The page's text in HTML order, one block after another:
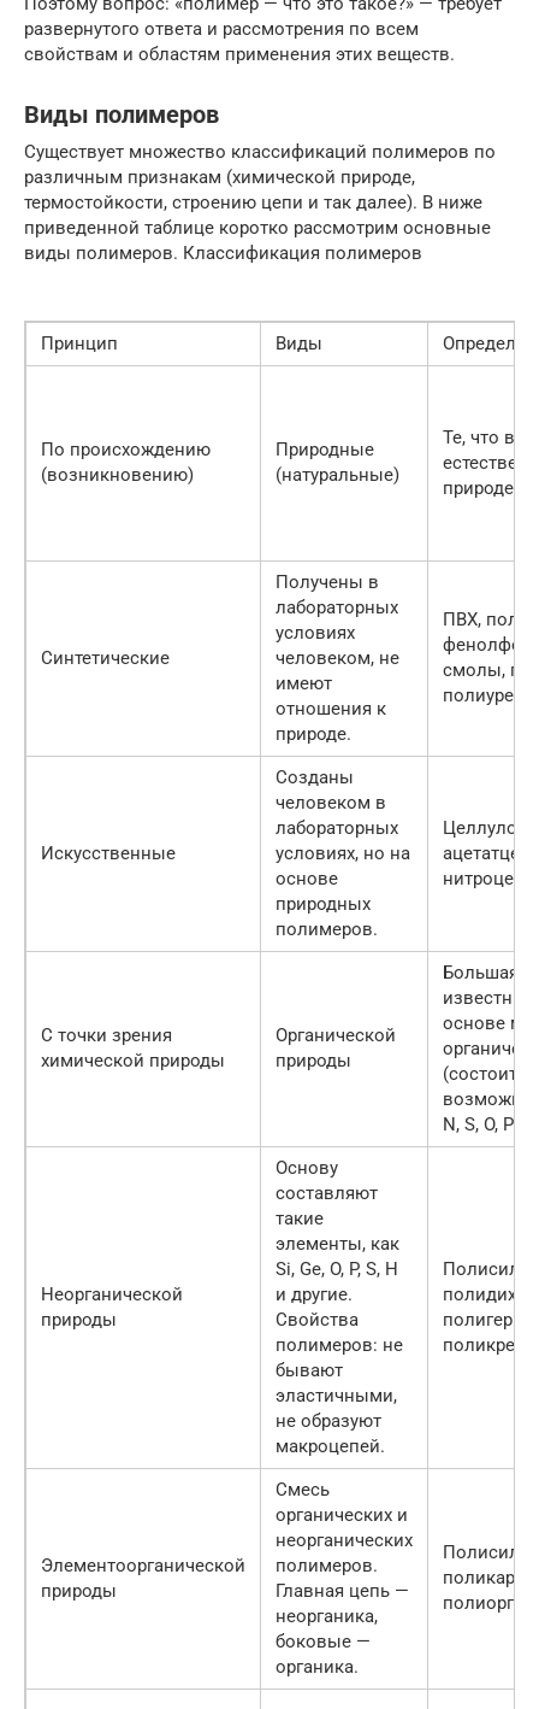
развернутого ответа и рассмотрения по всем
свойствам и областям применения этих веществ.
Виды полимеров
Существует множество классификаций полимеров по
различным признакам (химической природе,
термостойкости, строению цепи и так далее). В ниже
приведенной таблице коротко рассмотрим основные
виды полимеров. Классификация полимеров
Принцип Виды
По происхождению
(возникновению)
Природные
(натуральные)
Те, что
природе.
Синтетические
Получены в
лабораторных
условиях
человеком, не
имеют
отношения к
природе.
ПВХ,
смолы,
Искусственные
Созданы
человеком в
лабораторных
условиях, но на
основе
природных
полимеров.
С точки зрения
химической природы
Органической
природы
Большая
основе
(состоит
возможно
N, S, O, P и
Неорганической
природы
Основу
составляют
такие
элементы, как
Si, Ge, O, P, S, H
и другие.
Свойства
полимеров: не
бывают
эластичными,
не образуют
макроцепей.
Элементоорганической
природы
Смесь
органических и
неорганических
полимеров.
Главная цепь —
неорганика,
боковые —
органика.